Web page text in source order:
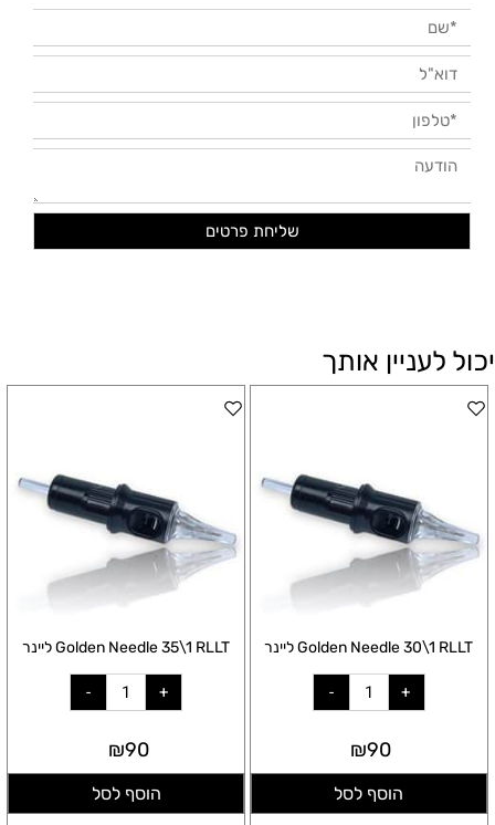
יכול לעניין אותך
Golden Needle 30\1 RLLT ליינר
₪90
הוסף לסל
Golden Needle 35\1 RLLT ליינר
₪90
הוסף לסל